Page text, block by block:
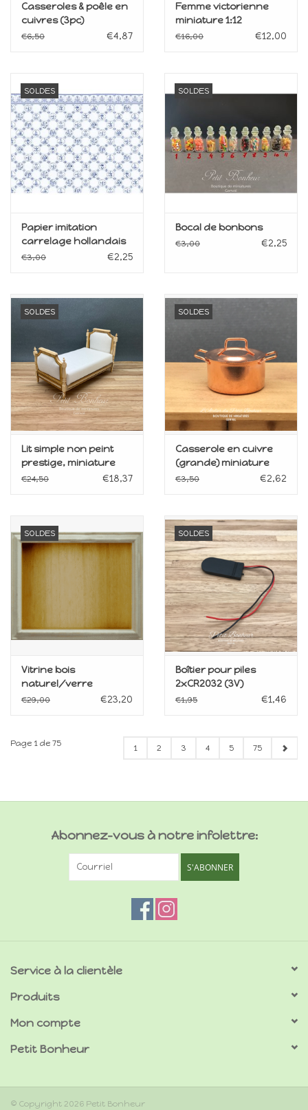
Casseroles & poêle en
cuivres (3pc)
miniatures 1:12
€6,50 €4,87
Femme victorienne
miniature 1:12
€16,00 €12,00
SOLDES
Papier imitation
carrelage hollandais
€3,00 €2,25
SOLDES
Bocal de bonbons
€3,00 €2,25
SOLDES
Lit simple non peint
prestige, miniature
1:12
€24,50 €18,37
SOLDES
Casserole en cuivre
(grande) miniature
1:12
€3,50 €2,62
SOLDES
Vitrine bois
naturel/verre
amovible
€29,00 €23,20
SOLDES
Boîtier pour piles
2xCR2032 (3V)
€1,95 €1,46
Page 1 de 75 1 2 3 4 5 75
Abonnez-vous à notre infolettre:
S'ABONNER
Service à la clientèle
Produits
Mon compte
Petit Bonheur
© Copyright 2026 Petit Bonheur